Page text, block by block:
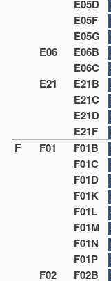
E05D
E05F
E05G
E06 E06B
E06C
E21 E21B
E21C
E21D
E21F
F F01 F01B
F01C
F01D
F01K
F01L
F01M
F01N
F01P
F02 F02B